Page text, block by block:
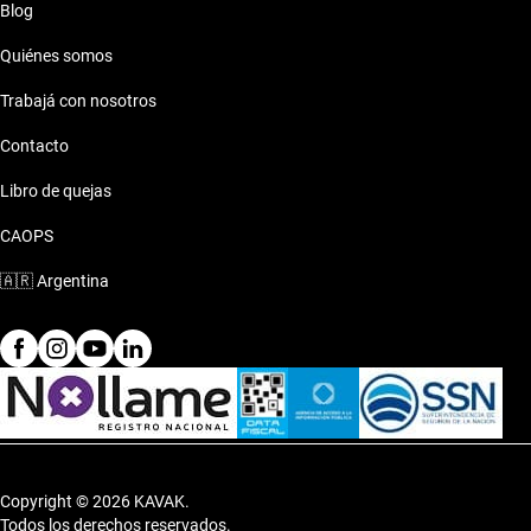
Estilo de vida con Citroen Hatchback de Color
Rojo
El Citroen Hatchback de Color Rojo se adapta a tu vida,
aventuras de fin de semana.
Blog
Quiénes somos
Trabajá con nosotros
Contacto
Libro de quejas
CAOPS
🇦🇷Argentina
Copyright © 2026 KAVAK.
Todos los derechos reservados.